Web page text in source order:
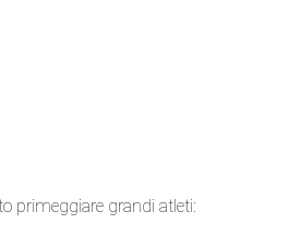
primeggiare grandi atleti: